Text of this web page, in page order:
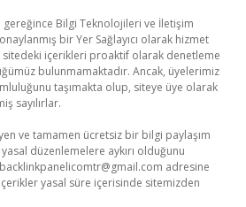
gereğince Bilgi Teknolojileri ve İletişim
bir Yer Sağlayıcı olarak hizmet
içerikleri proaktif olarak denetleme
bulunmamaktadır. Ancak, üyelerimiz
taşımakta olup, siteye üye olarak
sayılırlar.
ve tamamen ücretsiz bir bilgi paylaşım
düzenlemelere aykırı olduğunu
backlinkpanelicomtr@gmail.com adresine
yasal süre içerisinde sitemizden